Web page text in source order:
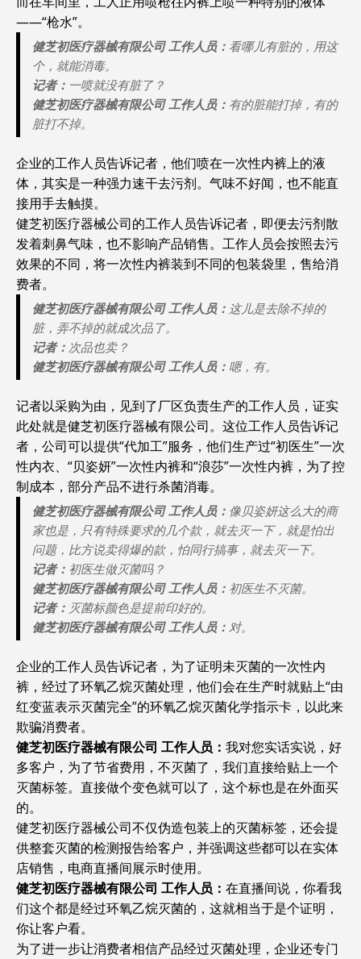
——“枪水”。
健芝初医疗器械有限公司 工作人员： 看哪儿有脏的，用这
个，就能消毒。
记者： 一喷就没有脏了？
健芝初医疗器械有限公司 工作人员： 有的脏能打掉，有的
脏打不掉。
企业的工作人员告诉记者，他们喷在一次性内裤上的液
体，其实是一种强力速干去污剂。气味不好闻，也不能直
接用手去触摸。
健芝初医疗器械公司的工作人员告诉记者，即便去污剂散
发着刺鼻气味，也不影响产品销售。工作人员会按照去污
效果的不同，将一次性内裤装到不同的包装袋里，售给消
费者。
健芝初医疗器械有限公司 工作人员： 这儿是去除不掉的
脏，弄不掉的就成次品了。
记者： 次品也卖？
健芝初医疗器械有限公司 工作人员： 嗯，有。‍
记者以采购为由，见到了厂区负责生产的工作人员，证实
此处就是健芝初医疗器械有限公司。这位工作人员告诉记
者，公司可以提供“代加工”服务，他们生产过“初医生”一次
性内衣、“贝姿妍”一次性内裤和“浪莎”一次性内裤，为了控
制成本，部分产品不进行杀菌消毒。
健芝初医疗器械有限公司 工作人员： 像贝姿妍这么大的商
家也是，只有特殊要求的几个款，就去灭一下，就是怕出
问题，比方说卖得爆的款，怕同行搞事，就去灭一下。
记者： 初医生做灭菌吗？
健芝初医疗器械有限公司 工作人员： 初医生不灭菌。
记者： 灭菌标颜色是提前印好的。
健芝初医疗器械有限公司 工作人员： 对。
企业的工作人员告诉记者，为了证明未灭菌的一次性内
裤，经过了环氧乙烷灭菌处理，他们会在生产时就贴上“由
红变蓝表示灭菌完全”的环氧乙烷灭菌化学指示卡，以此来
欺骗消费者。
健芝初医疗器械有限公司 工作人员： 我对您实话实说，好
多客户，为了节省费用，不灭菌了，我们直接给贴上一个
灭菌标签。直接做个变色就可以了，这个标也是在外面买
的。
健芝初医疗器械公司不仅伪造包装上的灭菌标签，还会提
供整套灭菌的检测报告给客户，并强调这些都可以在实体
店销售，电商直播间展示时使用。
健芝初医疗器械有限公司 工作人员： 在直播间说，你看我
们这个都是经过环氧乙烷灭菌的，这就相当于是个证明，
你让客户看。
为了进一步让消费者相信产品经过灭菌处理，企业还专门